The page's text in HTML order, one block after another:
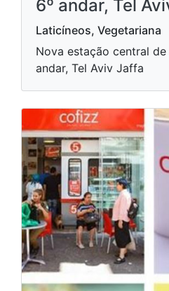
6º andar, Tel
Laticíneos, Vegetariana
Nova estação central
andar, Tel Aviv Jaffa